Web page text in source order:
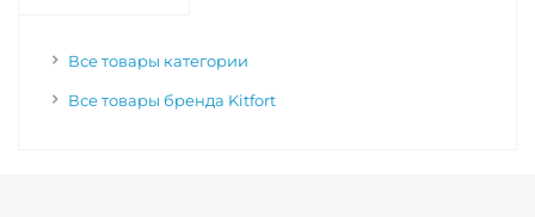
Все товары категории
Все товары бренда Kitfort